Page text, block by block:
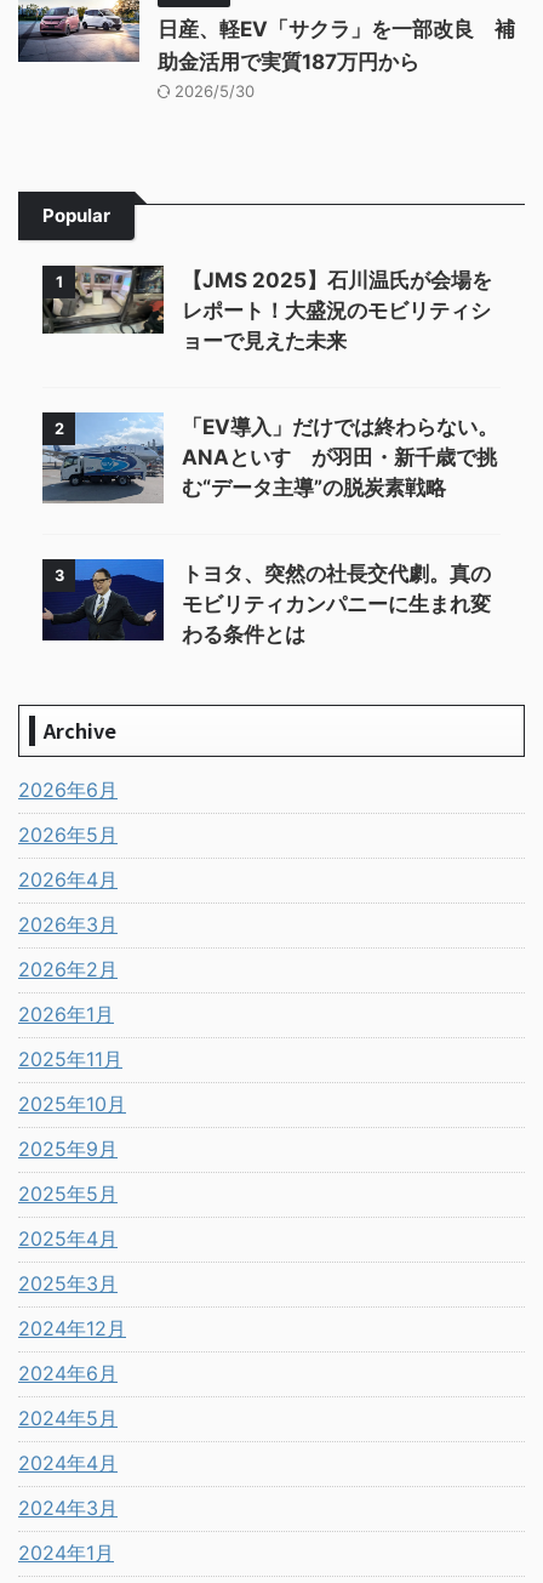
日産、軽EV「サクラ」を一部改良 補
助金活用で実質187万円から
2026/5/30
Popular
1
【JMS 2025】石川温氏が会場を
レポート！大盛況のモビリティシ
ョーで見えた未来
2
「EV導入」だけでは終わらない。
ANAといすゞが羽田・新千歳で挑
む“データ主導”の脱炭素戦略
3
トヨタ、突然の社長交代劇。真の
モビリティカンパニーに生まれ変
わる条件とは
Archive
2026年6月
2026年5月
2026年4月
2026年3月
2026年2月
2026年1月
2025年11月
2025年10月
2025年9月
2025年5月
2025年4月
2025年3月
2024年12月
2024年6月
2024年5月
2024年4月
2024年3月
2024年1月